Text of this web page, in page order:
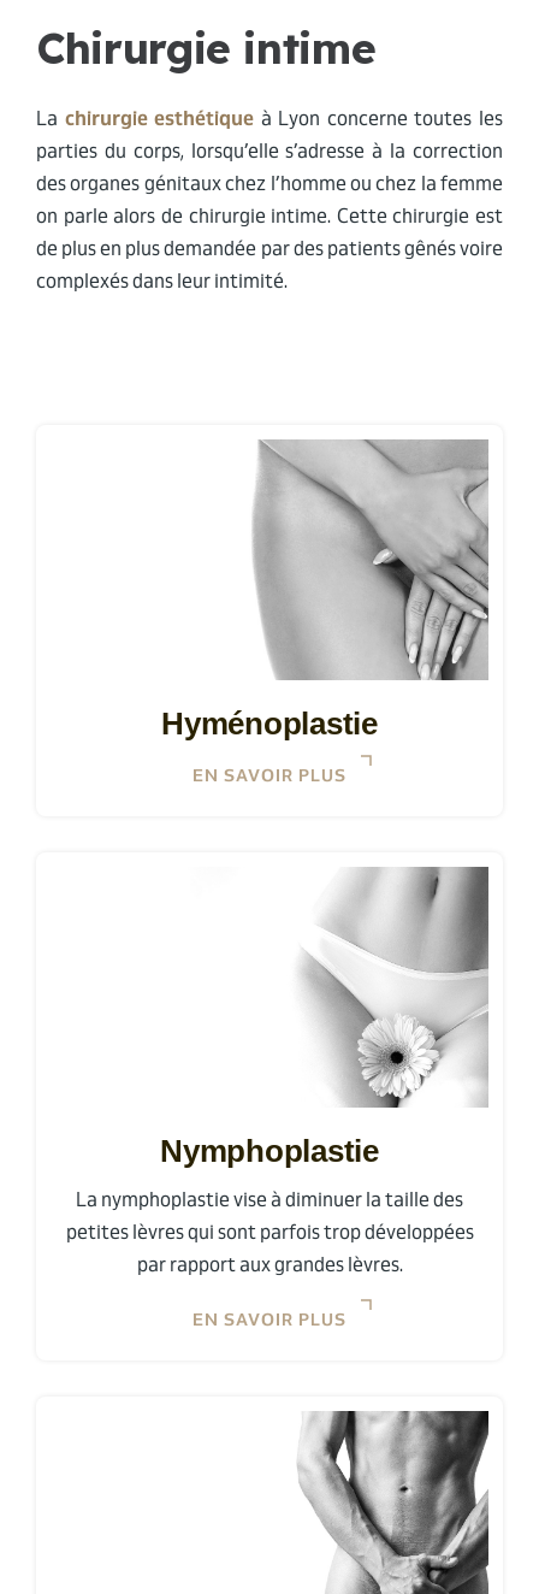
Chirurgie intime
La chirurgie esthétique à Lyon concerne toutes les
parties du corps, lorsqu’elle s’adresse à la correction
des organes génitaux chez l’homme ou chez la femme
on parle alors de chirurgie intime. Cette chirurgie est
de plus en plus demandée par des patients gênés voire
complexés dans leur intimité.
Hyménoplastie
EN SAVOIR PLUS
Nymphoplastie
La nymphoplastie vise à diminuer la taille des
petites lèvres qui sont parfois trop développées
par rapport aux grandes lèvres.
EN SAVOIR PLUS